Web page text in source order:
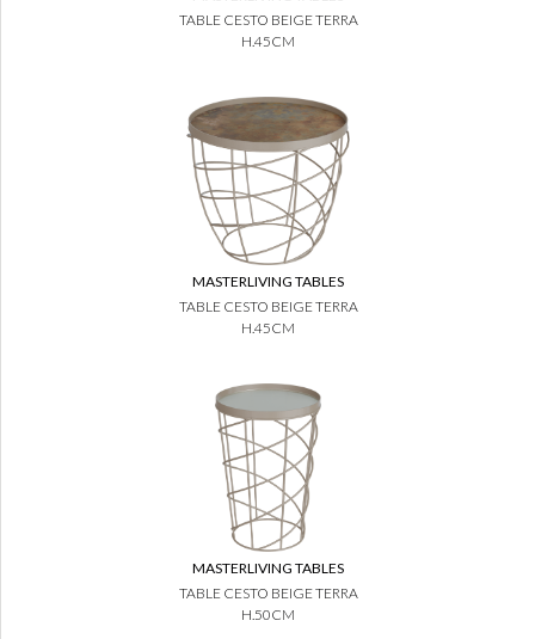
TABLE CESTO BEIGE TERRA
H.45CM
MASTERLIVING TABLES
TABLE CESTO BEIGE TERRA
H.45CM
MASTERLIVING TABLES
TABLE CESTO BEIGE TERRA
H.50CM